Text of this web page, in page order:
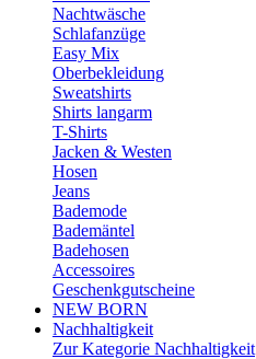
Nachtwäsche
Schlafanzüge
Easy Mix
Oberbekleidung
Sweatshirts
Shirts langarm
T-Shirts
Jacken & Westen
Hosen
Jeans
Bademode
Bademäntel
Badehosen
Accessoires
Geschenkgutscheine
NEW BORN
Nachhaltigkeit
Zur Kategorie Nachhaltigkeit